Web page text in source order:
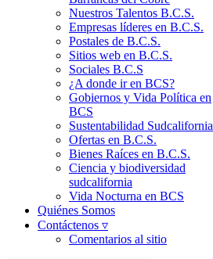
Nuestros Talentos B.C.S.
Empresas líderes en B.C.S.
Postales de B.C.S.
Sitios web en B.C.S.
Sociales B.C.S
¿A donde ir en BCS?
Gobiernos y Vida Política en
BCS
Sustentabilidad Sudcalifornia
Ofertas en B.C.S.
Bienes Raíces en B.C.S.
Ciencia y biodiversidad
sudcalifornia
Vida Nocturna en BCS
Quiénes Somos
Contáctenos ▿
Comentarios al sitio